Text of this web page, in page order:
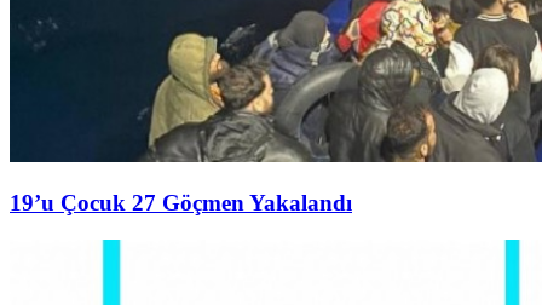
19’u Çocuk 27 Göçmen Yakalandı